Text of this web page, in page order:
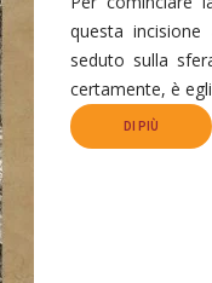
questa
seduto sulla
certamente, è
DI PIÙ